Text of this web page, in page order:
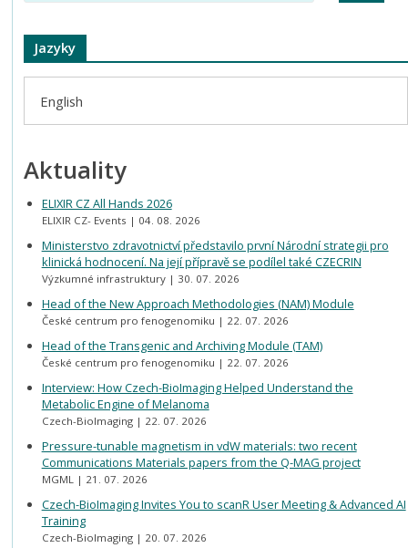
Jazyky
English
Aktuality
ELIXIR CZ All Hands 2026
ELIXIR CZ- Events 04. 08. 2026
Ministerstvo zdravotnictví představilo první Národní strategii pro
klinická hodnocení. Na její přípravě se podílel také CZECRIN
Výzkumné infrastruktury 30. 07. 2026
Head of the New Approach Methodologies (NAM) Module
České centrum pro fenogenomiku 22. 07. 2026
Head of the Transgenic and Archiving Module (TAM)
České centrum pro fenogenomiku 22. 07. 2026
Interview: How Czech-BioImaging Helped Understand the
Metabolic Engine of Melanoma
Czech-BioImaging 22. 07. 2026
Pressure-tunable magnetism in vdW materials: two recent
Communications Materials papers from the Q-MAG project
MGML 21. 07. 2026
Czech-BioImaging Invites You to scanR User Meeting & Advanced AI
Training
Czech-BioImaging 20. 07. 2026